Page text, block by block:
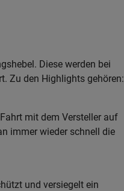
Diese werden bei
Zu den Highlights gehören:
mit dem Versteller auf
immer wieder schnell die
und versiegelt ein